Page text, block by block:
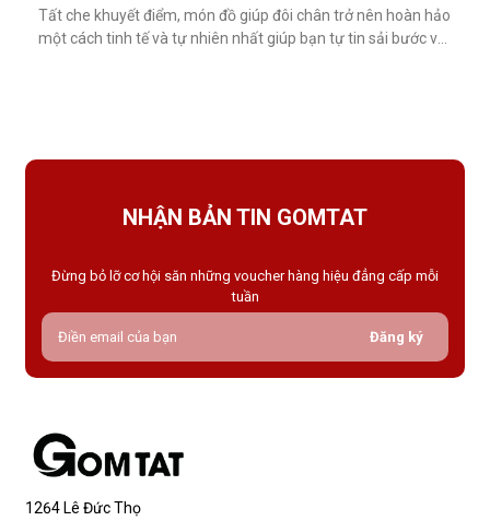
Tất che khuyết điểm, món đồ giúp đôi chân trở nên hoàn hảo
một cách tinh tế và tự nhiên nhất giúp bạn tự tin sải bước với
NHẬN BẢN TIN GOMTAT
Đừng bỏ lỡ cơ hội săn những voucher hàng hiệu đẳng cấp mỗi
tuần
Đăng ký
1264 Lê Đức Thọ